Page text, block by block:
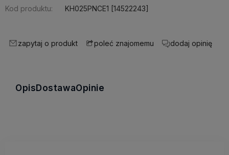
Kod produktu:
KH025PNCE1 [14522243]
zapytaj o produkt poleć znajomemu dodaj opinię
OpisDostawaOpinie